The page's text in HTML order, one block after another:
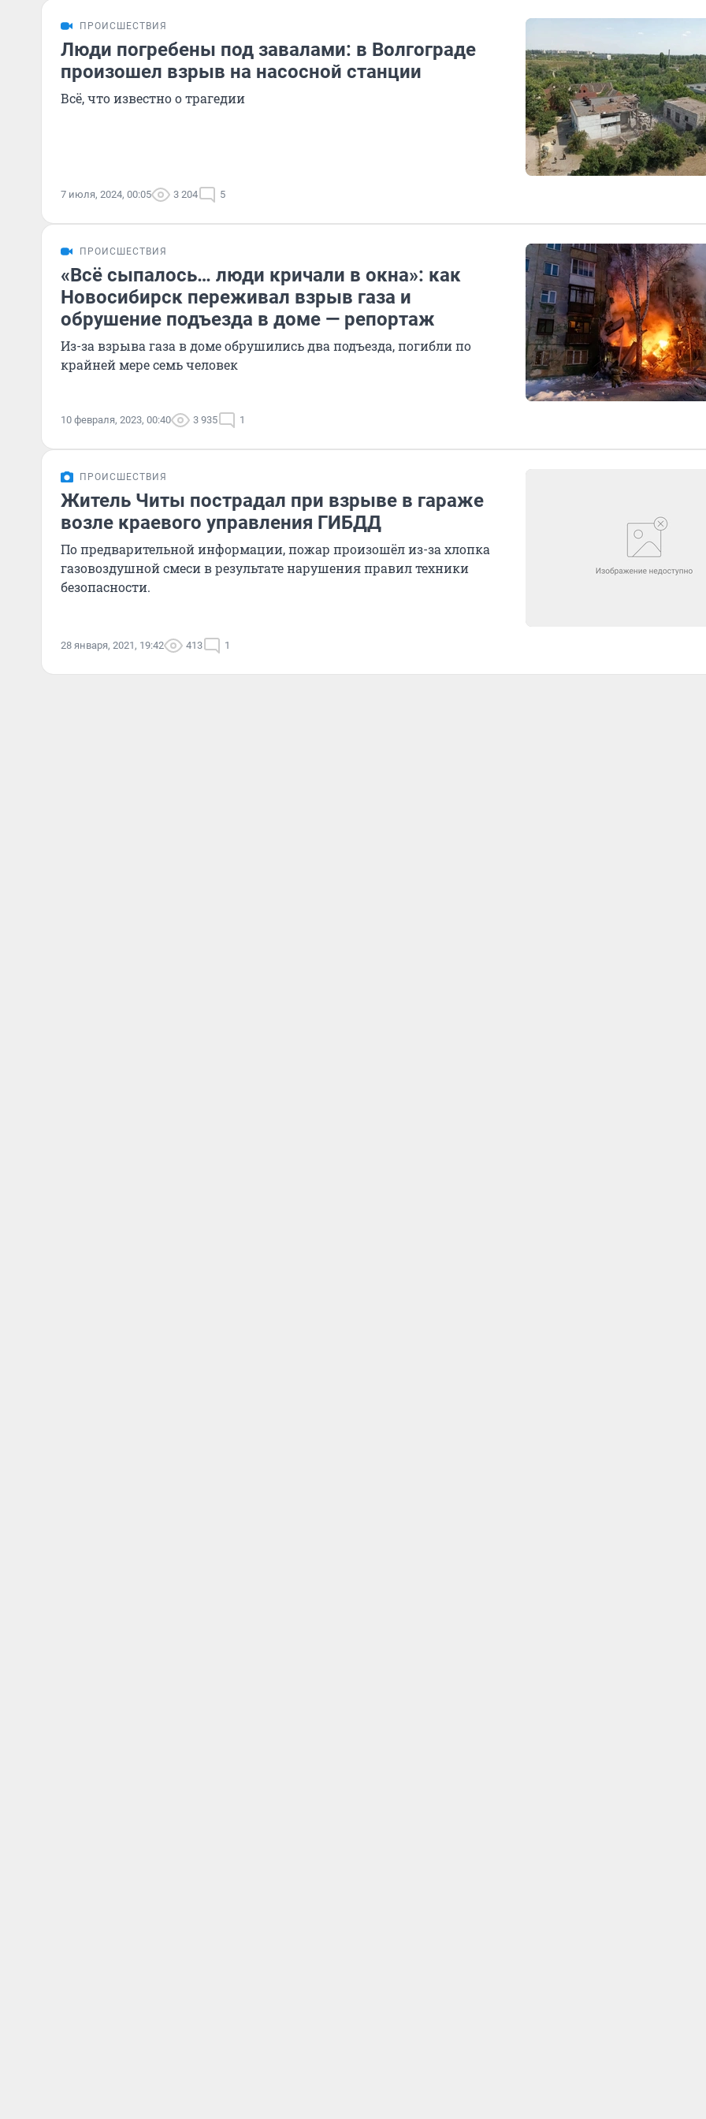
ПРОИСШЕСТВИЯ
Люди погребены под завалами: в Волгограде
произошел взрыв на насосной станции
Всё, что известно о трагедии
7 июля, 2024, 00:05 3 204 5
ПРОИСШЕСТВИЯ
«Всё сыпалось… люди кричали в окна»: как
Новосибирск переживал взрыв газа и
обрушение подъезда в доме — репортаж
Из-за взрыва газа в доме обрушились два подъезда, погибли по
крайней мере семь человек
10 февраля, 2023, 00:40 3 935 1
ПРОИСШЕСТВИЯ
Житель Читы пострадал при взрыве в гараже
возле краевого управления ГИБДД
По предварительной информации, пожар произошёл из-за хлопка
газовоздушной смеси в результате нарушения правил техники
безопасности.
28 января, 2021, 19:42 413 1